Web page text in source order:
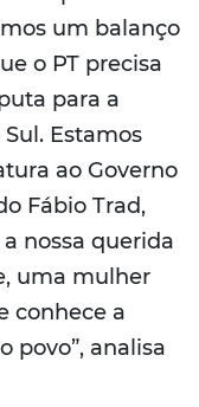
um balanço
o PT precisa
para a
Estamos
ao Governo
Fábio Trad,
nossa querida
uma mulher
conhece a
povo”, analisa